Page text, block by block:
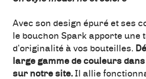
Avec son design épuré et ses
le bouchon Spark apporte une
d’originalité à vos bouteilles.
large gamme de couleurs
sur notre site. Il allie